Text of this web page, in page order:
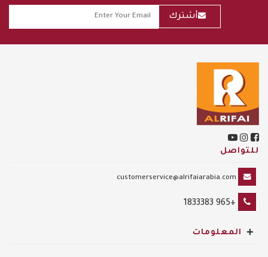
أشترك
للتواصل
customerservice@alrifaiarabia.com
+965 1833383
المعلومات +